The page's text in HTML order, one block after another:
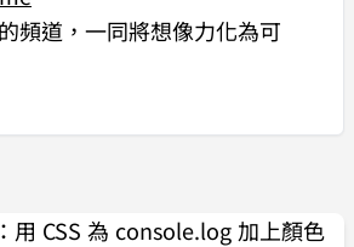
頻道，一同將想像力化為可